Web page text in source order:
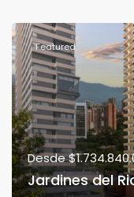
Featured
Desde
Jardines del